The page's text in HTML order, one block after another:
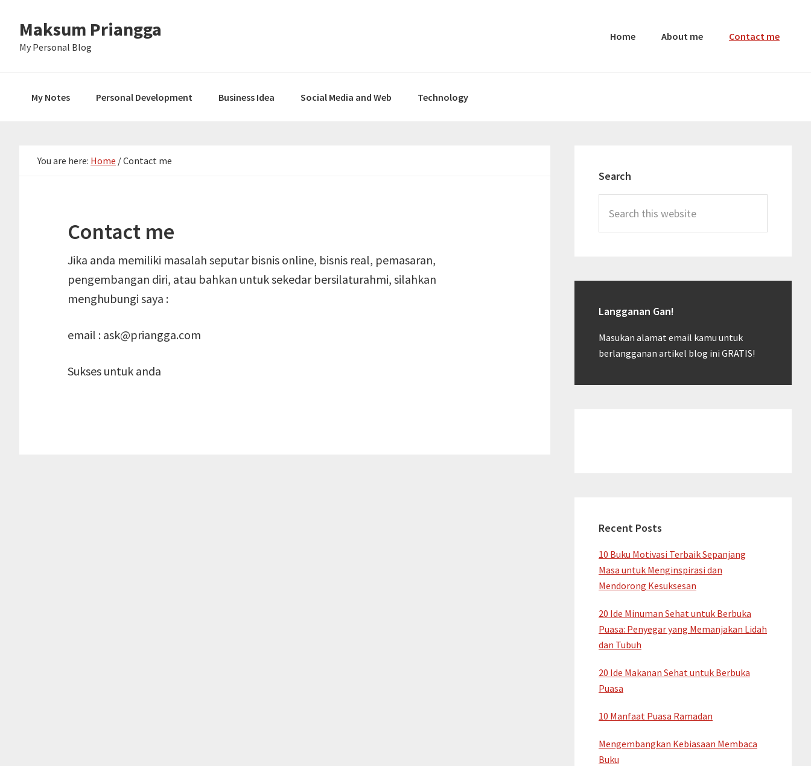
primary
main
primary
Maksum Priangga
My Personal Blog
Home About me Contact me
My Notes Personal Development Business Idea Social Media and Web Technology
You are here: Home /Contact me
Contact me
Jika anda memiliki masalah seputar bisnis online, bisnis real, pemasaran,
pengembangan diri, atau bahkan untuk sekedar bersilaturahmi, silahkan
menghubungi saya :
email : ask@priangga.com
Sukses untuk anda
Sidebar
Search
this
website
Langganan Gan!
Masukan alamat email kamu untuk
berlangganan artikel blog ini GRATIS!
Recent Posts
10 Buku Motivasi Terbaik Sepanjang
Masa untuk Menginspirasi dan
Mendorong Kesuksesan
20 Ide Minuman Sehat untuk Berbuka
Puasa: Penyegar yang Memanjakan Lidah
dan Tubuh
20 Ide Makanan Sehat untuk Berbuka
Puasa
10 Manfaat Puasa Ramadan
Mengembangkan Kebiasaan Membaca
Buku